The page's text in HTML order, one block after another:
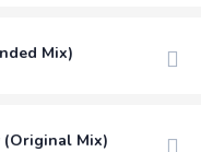
Mix)
(Original Mix)